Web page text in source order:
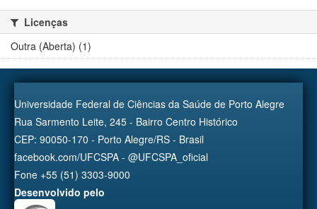
Licenças
Outra (Aberta) (1)
Universidade Federal de Ciências da Saúde de Porto Alegre
Rua Sarmento Leite, 245 - Bairro Centro Histórico
CEP: 90050-170 - Porto Alegre/RS - Brasil
facebook.com/UFCSPA - @UFCSPA_oficial
Fone +55 (51) 3303-9000
Desenvolvido pelo